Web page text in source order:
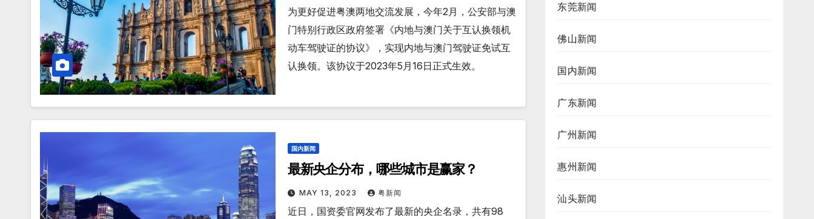
为更好促进粤澳两地交流发展，今年2月，公安部与澳
门特别行政区政府签署《内地与澳门关于互认换领机
动车驾驶证的协议》，实现内地与澳门驾驶证免试互
认换领。该协议于2023年5月16日正式生效。
国内新闻
最新央企分布，哪些城市是赢家？
MAY 13, 2023 粤新闻
近日，国资委官网发布了最新的央企名录，共有98
东莞新闻
佛山新闻
国内新闻
广东新闻
广州新闻
惠州新闻
汕头新闻